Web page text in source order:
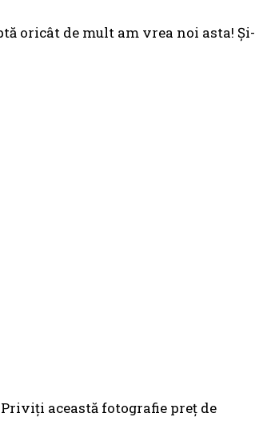
oricât de mult am vrea noi asta! Şi-
această fotografie preţ de